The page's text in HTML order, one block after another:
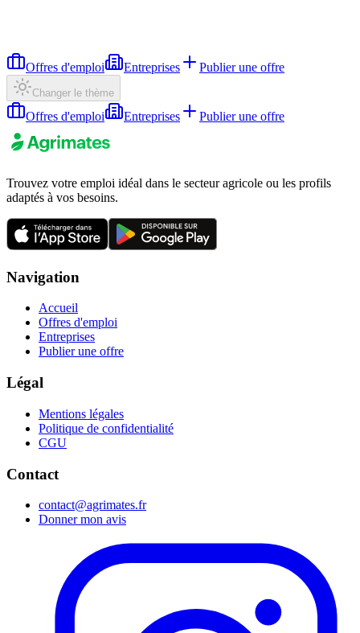
Offres d'emploi Entreprises Publier une offre
Changer le thème
Offres d'emploi Entreprises Publier une offre
Trouvez votre emploi idéal dans le secteur agricole ou les profils
adaptés à vos besoins.
Navigation
Accueil
Offres d'emploi
Entreprises
Publier une offre
Légal
Mentions légales
Politique de confidentialité
CGU
Contact
contact@agrimates.fr
Donner mon avis